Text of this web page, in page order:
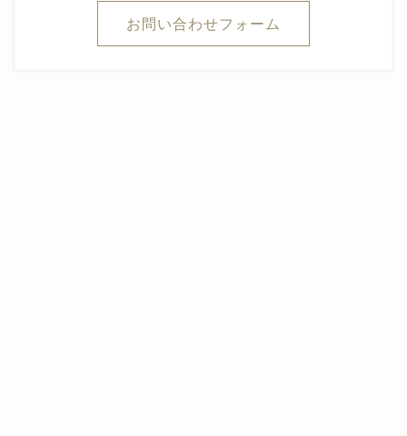
お問い合わせフォーム